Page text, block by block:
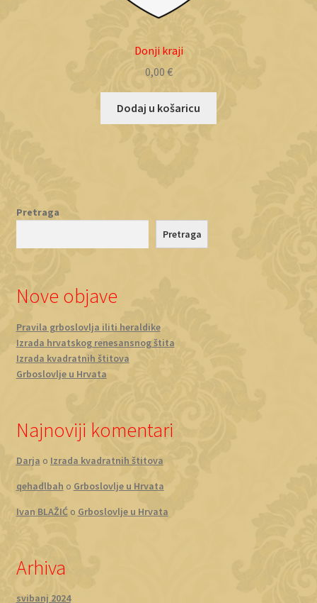
Donji kraji
0,00 €
Dodaj u košaricu
Pretraga
Pretraga
Nove objave
Pravila grboslovlja iliti heraldike
Izrada hrvatskog renesansnog štita
Izrada kvadratnih štitova
Grboslovlje u Hrvata
Najnoviji komentari
Darja o Izrada kvadratnih štitova
qehadlbah o Grboslovlje u Hrvata
Ivan BLAŽIĆo Grboslovlje u Hrvata
Arhiva
svibanj 2024